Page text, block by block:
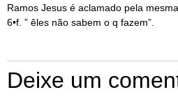
Ramos Jesus é aclamado pela
6•f. ” êles não sabem o q fazem”.
Deixe um